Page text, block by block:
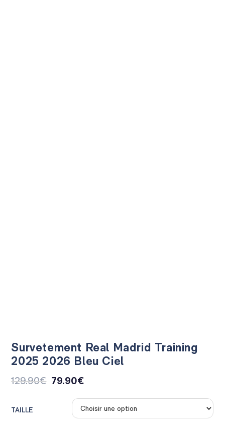
Survetement Real Madrid Training
2025 2026 Bleu Ciel
129.90€ 79.90€
TAILLE